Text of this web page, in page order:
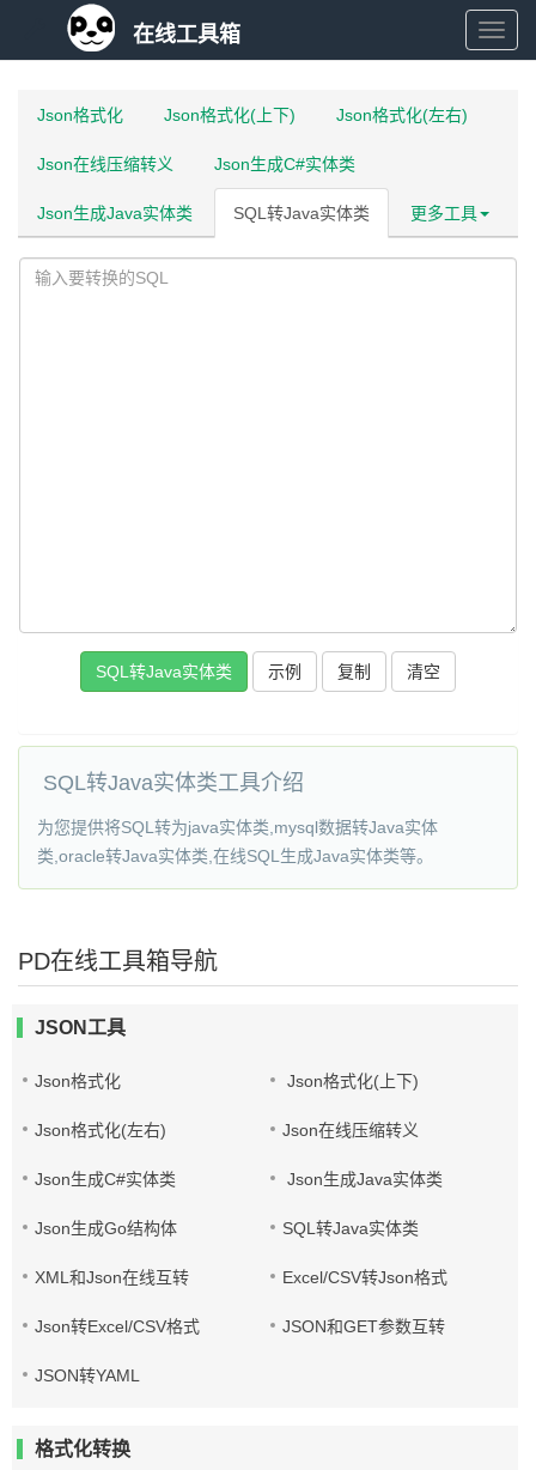
在
在线工具箱
Json格式化 Json格式化(上下) Json格式化(左右)
Json在线压缩转义 Json生成C#实体类
Json生成Java实体类 SQL转Java实体类 更多工具
SQL转Java实体类 示例 复制 清空
SQL转Java实体类工具介绍
为您提供将SQL转为java实体类,mysql数据转Java实体
类,oracle转Java实体类,在线SQL生成Java实体类等。
PD在线工具箱导航
JSON工具
Json格式化 Json格式化(上下)
Json格式化(左右) Json在线压缩转义
Json生成C#实体类 Json生成Java实体类
Json生成Go结构体 SQL转Java实体类
XML和Json在线互转 Excel/CSV转Json格式
Json转Excel/CSV格式 JSON和GET参数互转
JSON转YAML
格式化转换